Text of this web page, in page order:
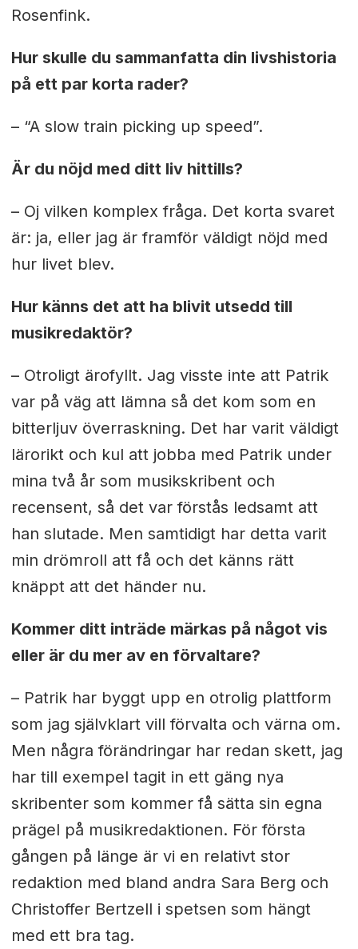
Rosenfink.
Hur skulle du sammanfatta din livshistoria
på ett par korta rader?
– “A slow train picking up speed”.
Är du nöjd med ditt liv hittills?
– Oj vilken komplex fråga. Det korta svaret
är: ja, eller jag är framför väldigt nöjd med
hur livet blev.
Hur känns det att ha blivit utsedd till
musikredaktör?
– Otroligt ärofyllt. Jag visste inte att Patrik
var på väg att lämna så det kom som en
bitterljuv överraskning. Det har varit väldigt
lärorikt och kul att jobba med Patrik under
mina två år som musikskribent och
recensent, så det var förstås ledsamt att
han slutade. Men samtidigt har detta varit
min drömroll att få och det känns rätt
knäppt att det händer nu.
Kommer ditt inträde märkas på något vis
eller är du mer av en förvaltare?
– Patrik har byggt upp en otrolig plattform
som jag självklart vill förvalta och värna om.
Men några förändringar har redan skett, jag
har till exempel tagit in ett gäng nya
skribenter som kommer få sätta sin egna
prägel på musikredaktionen. För första
gången på länge är vi en relativt stor
redaktion med bland andra Sara Berg och
Christoffer Bertzell i spetsen som hängt
med ett bra tag.